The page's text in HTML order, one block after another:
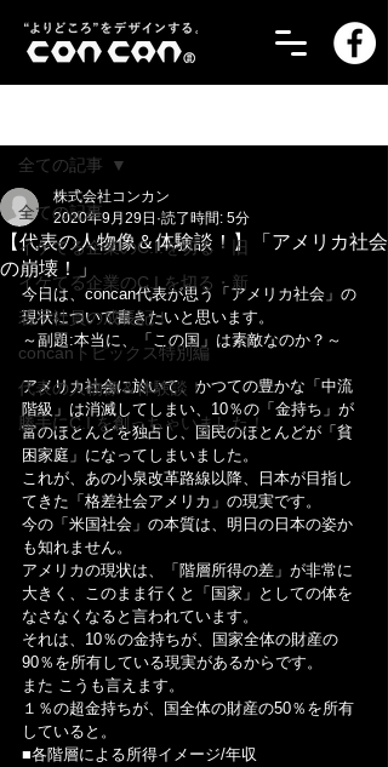
全ての記事
イケてる企業のC.I.を切る・旧
イケてる企業のC.I.を切る・新
若手社員の成長記！
concanトピックス特別編
代表の人物像＆体験談！
勝手にC.I.を創っちゃいました！
全ての記事
【代表の人物像＆体験談！】「アメリカ社会
の崩壊！」
株式会社コンカン
2020年9月29日 読了時間: 5分
今日は、concan代表が思う「アメリカ社会」の
現状について書きたいと思います。
～副題:本当に、「この国」は素敵なのか？～
アメリカ社会に於いて、かつての豊かな「中流
階級」は消滅してしまい、10％の「金持ち」が
富のほとんどを独占し、国民のほとんどが「貧
困家庭」になってしまいました。
これが、あの小泉改革路線以降、日本が目指し
てきた「格差社会アメリカ」の現実です。
今の「米国社会」の本質は、明日の日本の姿か
も知れません。
アメリカの現状は、「階層所得の差」が非常に
大きく、このまま行くと「国家」としての体を
なさなくなると言われています。
それは、10％の金持ちが、国家全体の財産の
90％を所有している現実があるからです。
また こうも言えます。
１％の超金持ちが、国全体の財産の50％を所有
していると。
■各階層による所得イメージ/年収